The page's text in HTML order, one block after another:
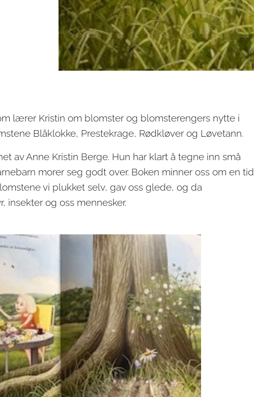
lærer Kristin om blomster og blomsterengers nytte i
Blåklokke, Prestekrage, Rødkløver og Løvetann.
av Anne Kristin Berge. Hun har klart å tegne inn små
morer seg godt over. Boken minner oss om en tid
vi plukket selv, gav oss glede, og da
insekter og oss mennesker.